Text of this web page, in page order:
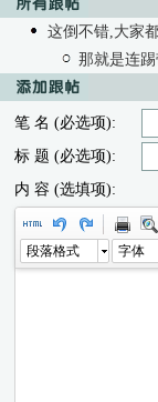
这倒不错,大家
那就是连
笔 名 (必选项):
标 题 (必选项):
内 容 (选填项):
段落格式 字体